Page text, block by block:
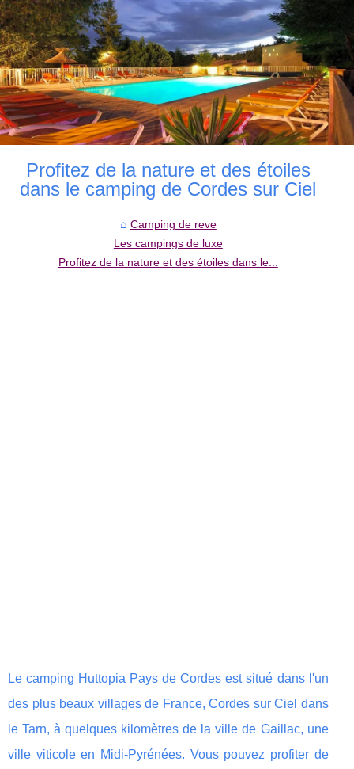
Profitez de la nature et des étoiles
dans le camping de Cordes sur Ciel
Camping de reve
Les campings de luxe
Profitez de la nature et des étoiles dans le...
Le camping Huttopia Pays de Cordes est situé dans l'un
des plus beaux villages de France, Cordes sur Ciel dans
le Tarn, à quelques kilomètres de la ville de Gaillac, une
ville viticole en Midi-Pyrénées. Vous pouvez profiter de